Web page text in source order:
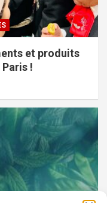
et produits
!